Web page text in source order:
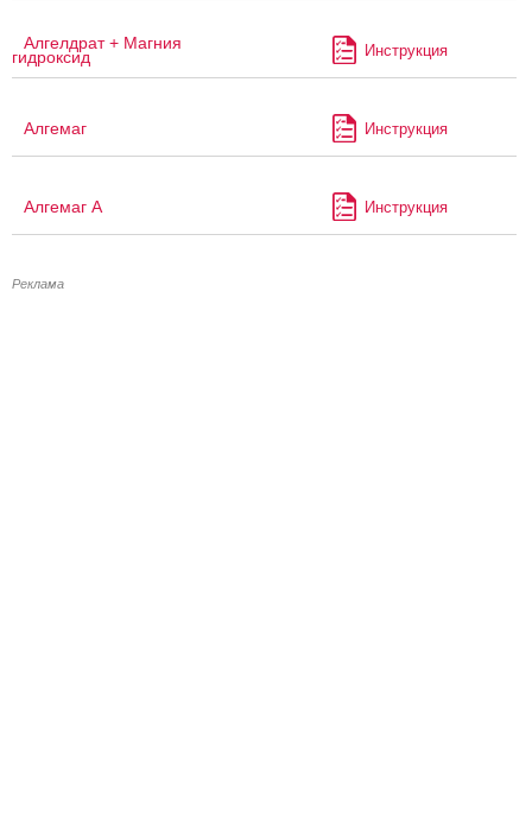
Алгелдрат + Магния
гидроксид Инструкция
Алгемаг Инструкция
Алгемаг А Инструкция
Реклама